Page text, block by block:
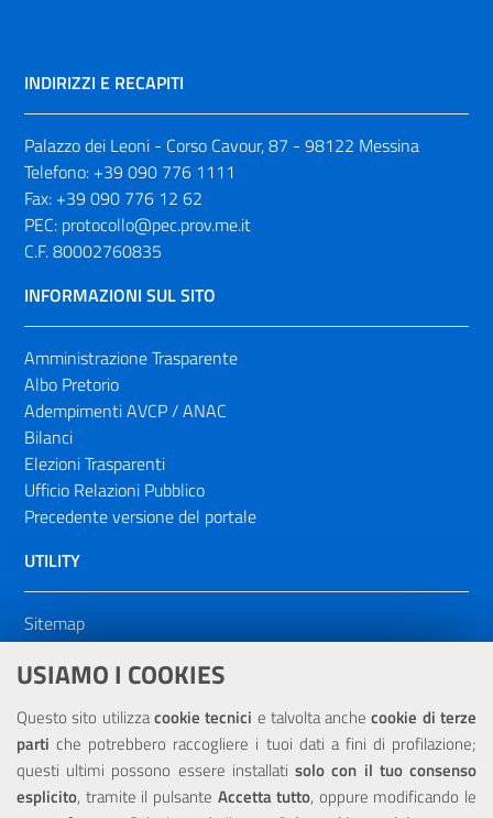
USIAMO I COOKIES
Questo sito utilizzacookie tecnici e talvolta anchecookie di terze
parti che potrebbero raccogliere i tuoi dati a fini di profilazione;
questi ultimi possono essere installatisolo con il tuo consenso
esplicito, tramite il pulsante Accetta tutto, oppure modificando le
INDIRIZZI E RECAPITI
Palazzo dei Leoni - Corso Cavour, 87 - 98122 Messina
Telefono: +39 090 776 1111
Fax: +39 090 776 12 62
PEC: protocollo@pec.prov.me.it
C.F. 80002760835
INFORMAZIONI SUL SITO
Amministrazione Trasparente
Albo Pretorio
Adempimenti AVCP / ANAC
Bilanci
Elezioni Trasparenti
Ufficio Relazioni Pubblico
Precedente versione del portale
UTILITY
Sitemap
Dichiarazione di accessibilità
NOTE LEGALI
Privacy